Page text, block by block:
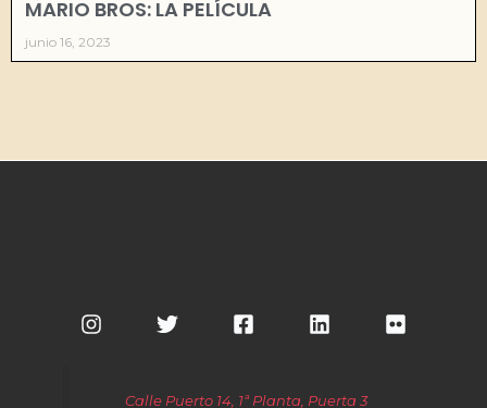
MARIO BROS: LA PELÍCULA
junio 16, 2023
Calle Puerto 14, 1ª Planta, Puerta 3